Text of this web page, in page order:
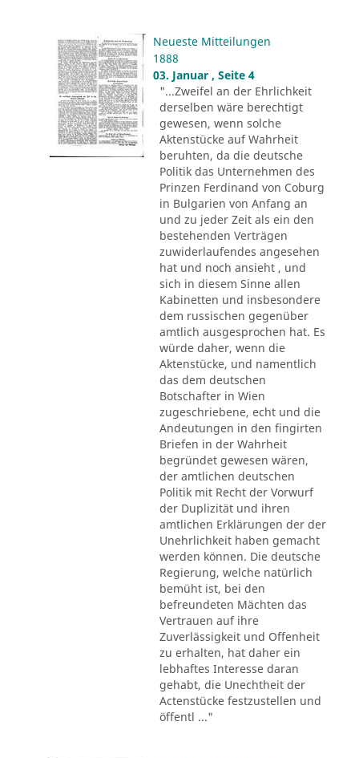
Neueste Mitteilungen
1888
03. Januar , Seite 4
"...Zweifel an der Ehrlichkeit
derselben wäre berechtigt
gewesen, wenn solche
Aktenstücke auf Wahrheit
beruhten, da die deutsche
Politik das Unternehmen des
Prinzen Ferdinand von Coburg
in Bulgarien von Anfang an
und zu jeder Zeit als ein den
bestehenden Verträgen
zuwiderlaufendes angesehen
hat und noch ansieht , und
sich in diesem Sinne allen
Kabinetten und insbesondere
dem russischen gegenüber
amtlich ausgesprochen hat. Es
würde daher, wenn die
Aktenstücke, und namentlich
das dem deutschen
Botschafter in Wien
zugeschriebene, echt und die
Andeutungen in den fingirten
Briefen in der Wahrheit
begründet gewesen wären,
der amtlichen deutschen
Politik mit Recht der Vorwurf
der Duplizität und ihren
amtlichen Erklärungen der der
Unehrlichkeit haben gemacht
werden können. Die deutsche
Regierung, welche natürlich
bemüht ist, bei den
befreundeten Mächten das
Vertrauen auf ihre
Zuverlässigkeit und Offenheit
zu erhalten, hat daher ein
lebhaftes Interesse daran
gehabt, die Unechtheit der
Actenstücke festzustellen und
öffentl ..."